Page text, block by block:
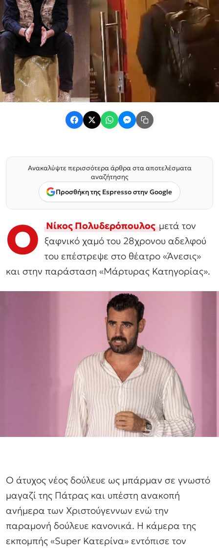
Ανακαλύψτε περισσότερα άρθρα στα αποτελέσματα
αναζήτησης
Προσθήκη της Espresso στην Google
Ο Νίκος Πολυδερόπουλος μετά τον
ξαφνικό χαμό του 28χρονου αδελφού
του επέστρεψε στο θέατρο «Άνεσις»
και στην παράσταση «Μάρτυρας Κατηγορίας».
Ο άτυχος νέος δούλευε ως μπάρμαν σε γνωστό
μαγαζί της Πάτρας και υπέστη ανακοπή
ανήμερα των Χριστούγεννων ενώ την
παραμονή δούλευε κανονικά. Η κάμερα της
εκπομπής «Super Κατερίνα» εντόπισε τον